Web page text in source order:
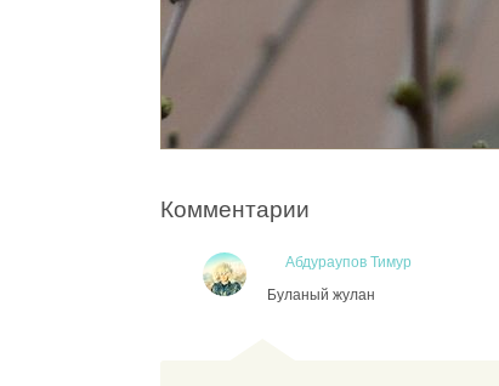
Комментарии
Абдураупов Тимур
Буланый жулан